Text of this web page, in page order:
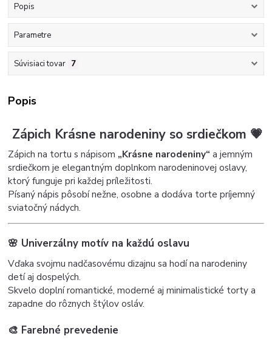
Popis
Parametre
Súvisiaci tovar 7
Popis
Zápich Krásne narodeniny so srdiečkom 💗
Zápich na tortu s nápisom „Krásne narodeniny“ a jemným
srdiečkom je elegantným doplnkom narodeninovej oslavy,
ktorý funguje pri každej príležitosti.
Písaný nápis pôsobí nežne, osobne a dodáva torte príjemný
sviatočný nádych.
🌸 Univerzálny motív na každú oslavu
Vďaka svojmu nadčasovému dizajnu sa hodí na narodeniny
detí aj dospelých.
Skvelo doplní romantické, moderné aj minimalistické torty a
zapadne do rôznych štýlov osláv.
🎨 Farebné prevedenie